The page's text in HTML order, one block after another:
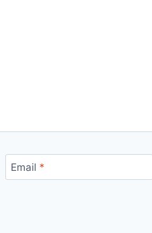
Email *